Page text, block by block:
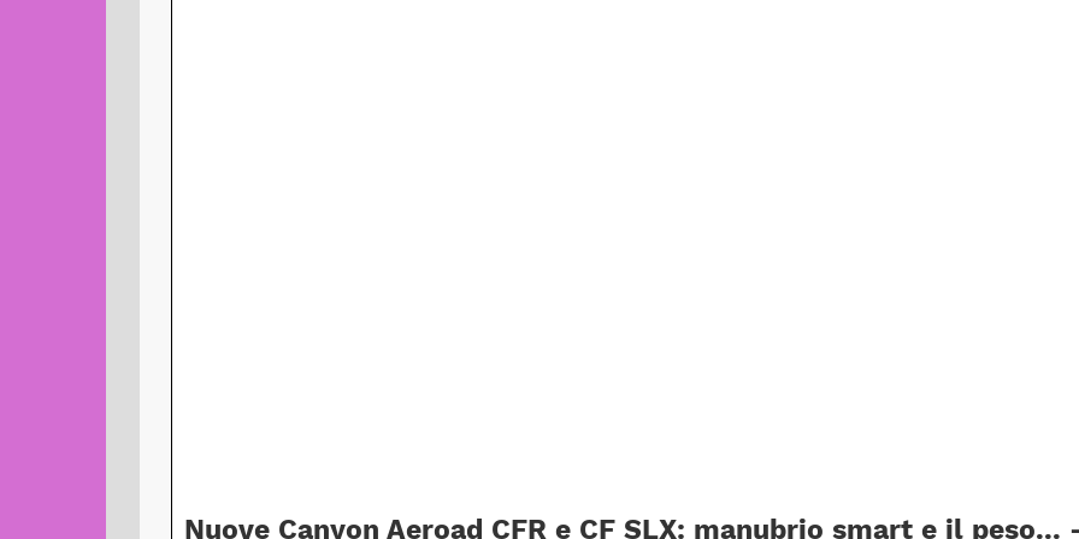
Nuove Canyon Aeroad CFR e CF SLX: manubrio smart e il peso...